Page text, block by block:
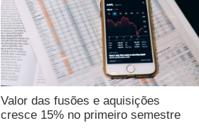
Valor das fusões e aquisições
cresce 15% no primeiro semestre